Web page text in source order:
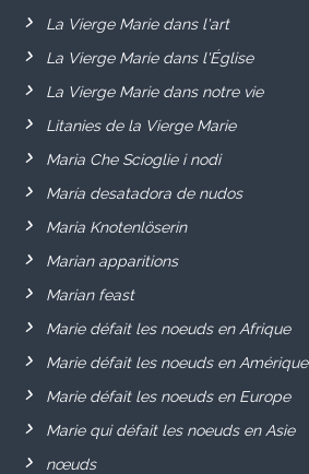
La Vierge Marie dans l'art
La Vierge Marie dans l'Église
La Vierge Marie dans notre vie
Litanies de la Vierge Marie
Maria Che Scioglie i nodi
María desatadora de nudos
Maria Knotenlöserin
Marian apparitions
Marian feast
Marie défait les noeuds en Afrique
Marie défait les noeuds en Amérique
Marie défait les noeuds en Europe
Marie qui défait les noeuds en Asie
nœuds